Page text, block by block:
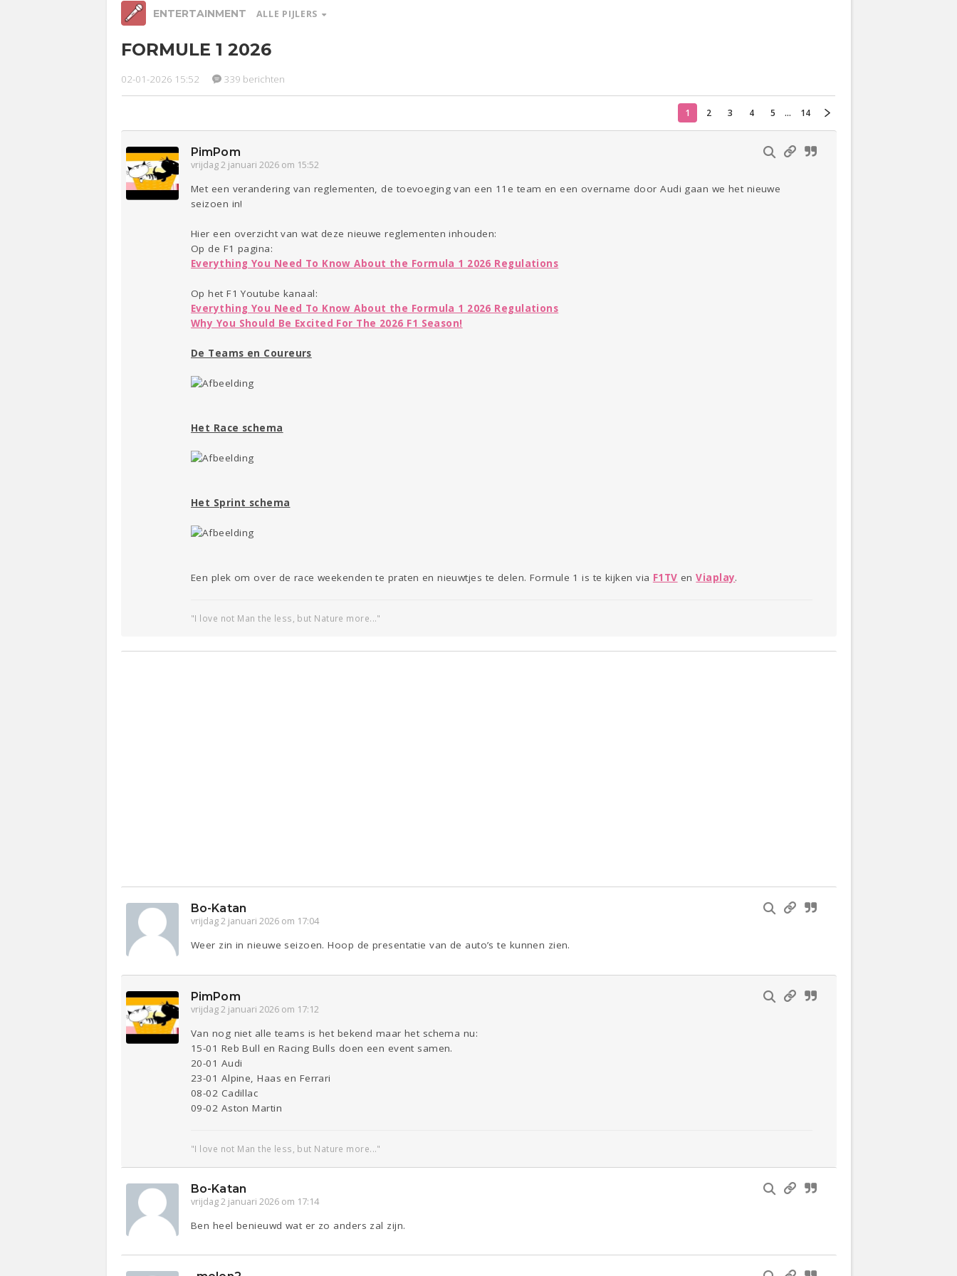
ENTERTAINMENT ALLE PIJLERS
Entertainment
Beauty
Sport
FORMULE 1 2026
02-01-2026 15:52 339 berichten
1 2 3 4 5 ... 14
PimPom
vrijdag 2 januari 2026 om 15:52
Met een verandering van reglementen, de toevoeging van een 11e team en een overname door Audi gaan we het nieuwe
seizoen in!
Hier een overzicht van wat deze nieuwe reglementen inhouden:
Op de F1 pagina:
Everything You Need To Know About the Formula 1 2026 Regulations
Op het F1 Youtube kanaal:
Everything You Need To Know About the Formula 1 2026 Regulations
Why You Should Be Excited For The 2026 F1 Season!
De Teams en Coureurs
Het Race schema
Het Sprint schema
Een plek om over de race weekenden te praten en nieuwtjes te delen. Formule 1 is te kijken via F1TV enViaplay.
"I love not Man the less, but Nature more..."
Bo-Katan
vrijdag 2 januari 2026 om 17:04
Weer zin in nieuwe seizoen. Hoop de presentatie van de auto’s te kunnen zien.
PimPom
vrijdag 2 januari 2026 om 17:12
Van nog niet alle teams is het bekend maar het schema nu:
15-01 Reb Bull en Racing Bulls doen een event samen.
20-01 Audi
23-01 Alpine, Haas en Ferrari
08-02 Cadillac
09-02 Aston Martin
"I love not Man the less, but Nature more..."
Bo-Katan
vrijdag 2 januari 2026 om 17:14
Ben heel benieuwd wat er zo anders zal zijn.